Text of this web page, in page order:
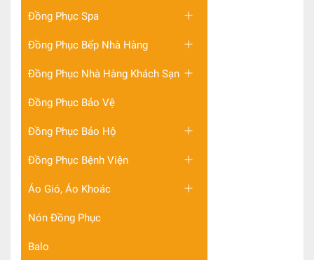
Đồng Phục Spa
Đồng Phục Bếp Nhà Hàng
Đồng Phục Nhà Hàng Khách Sạn
Đồng Phục Bảo Vệ
Đồng Phục Bảo Hộ
Đồng Phục Bệnh Viện
Áo Gió, Áo Khoác
Nón Đồng Phục
Balo